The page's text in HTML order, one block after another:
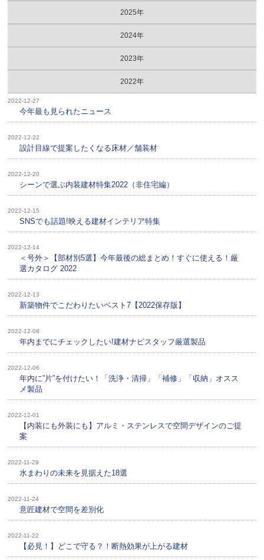
2025年
2024年
2023年
2022年
2022-12-27
今年最も見られたニュース
2022-12-22
設計目線で提案したくなる床材／舗装材
2022-12-20
シーンで選ぶ内装建材特集2022（非住宅編）
2022-12-15
SNSでも話題!映える建材インテリア特集
2022-12-14
＜号外＞【部材別5選】今年最後の総まとめ！すぐに使える！厳
選カタログ 2022
2022-12-13
新築物件でこだわりたいベスト7【2022保存版】
2022-12-08
年内までにチェックしたい!建材ナビスタッフ厳選製品
2022-12-06
年内に”片”を付けたい！「洗浄・清掃」「補修」「収納」オスス
メ製品
2022-12-01
【内装にも外装にも】アルミ・ステンレスで空間デザインのご提
案
2022-11-29
水まわりの未来を見据えた18選
2022-11-24
意匠建材で空間を差別化
2022-11-22
【必見！】どこで守る？！断熱効果が上がる建材